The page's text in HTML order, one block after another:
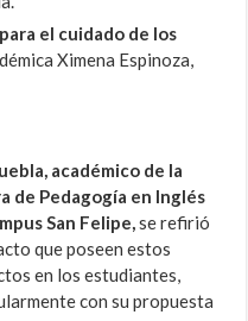
el cuidado de los
Ximena Espinoza,
académico de la
de Pedagogía en Inglés
San Felipe,se refirió
que poseen estos
en los estudiantes,
con su propuesta